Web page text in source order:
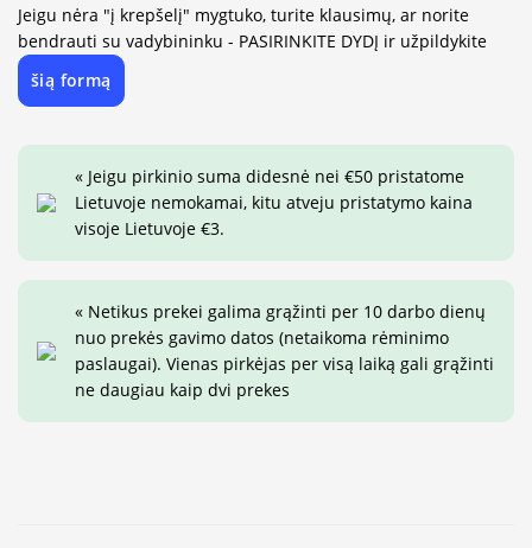
Jeigu nėra "į krepšelį" mygtuko, turite klausimų, ar norite
bendrauti su vadybininku - PASIRINKITE DYDĮ ir užpildykite
šią formą
« Jeigu pirkinio suma didesnė nei €50 pristatome
Lietuvoje nemokamai, kitu atveju pristatymo kaina
visoje Lietuvoje €3.
« Netikus prekei galima grąžinti per 10 darbo dienų
nuo prekės gavimo datos (netaikoma rėminimo
paslaugai). Vienas pirkėjas per visą laiką gali grąžinti
ne daugiau kaip dvi prekes